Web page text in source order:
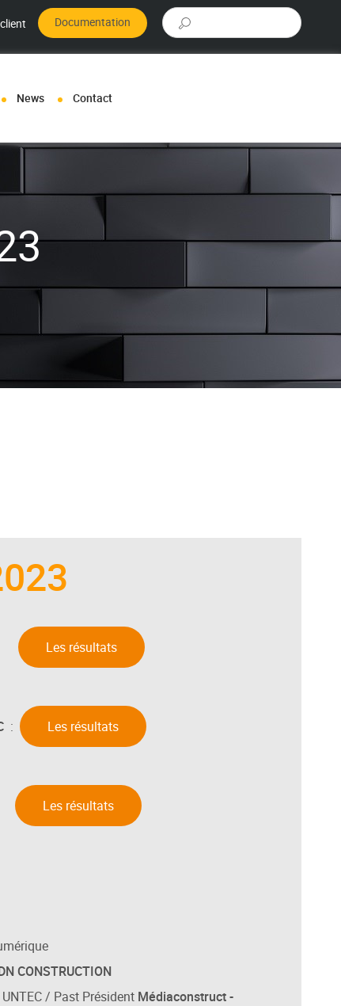
Documentation
Rechercher :
News Contact
Les résultats
: Les résultats
Les résultats
CONSTRUCTION
/ Past Président Médiaconstruct -